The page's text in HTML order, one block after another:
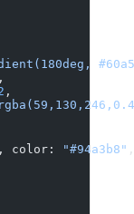
,
,
, color: "#94a3b8"